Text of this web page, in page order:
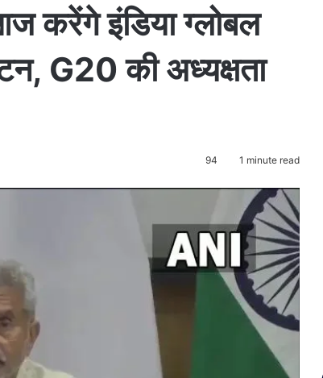
करेंगे इंडिया ग्लोबल
G20 की अध्यक्षता
94 1 minute read